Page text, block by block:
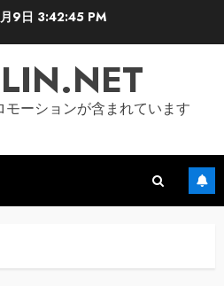
9日 3:42:45 PM
モーションが含まれています